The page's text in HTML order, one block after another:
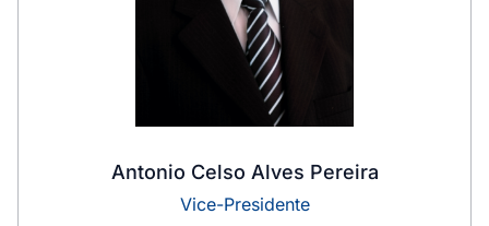
Antonio Celso Alves Pereira
Vice-Presidente